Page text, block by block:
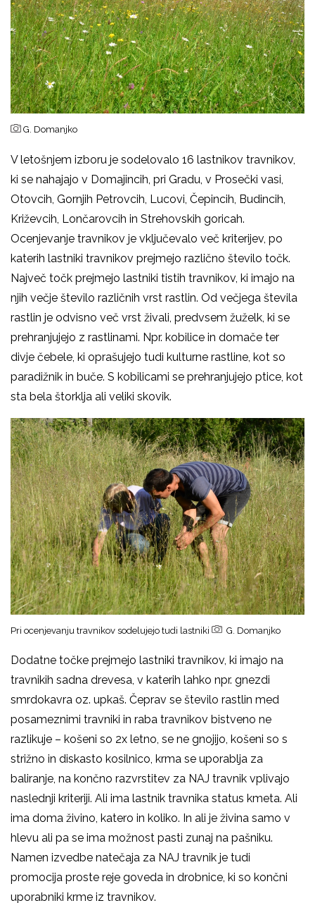
G. Domanjko
V letošnjem izboru je sodelovalo 16 lastnikov travnikov,
ki se nahajajo v Domajincih, pri Gradu, v Prosečki vasi,
Otovcih, Gornjih Petrovcih, Lucovi, Čepincih, Budincih,
Križevcih, Lončarovcih in Strehovskih goricah.
Ocenjevanje travnikov je vključevalo več kriterijev, po
katerih lastniki travnikov prejmejo različno število točk.
Največ točk prejmejo lastniki tistih travnikov, ki imajo na
njih večje število različnih vrst rastlin. Od večjega števila
rastlin je odvisno več vrst živali, predvsem žuželk, ki se
prehranjujejo z rastlinami. Npr. kobilice in domače ter
divje čebele, ki oprašujejo tudi kulturne rastline, kot so
paradižnik in buče. S kobilicami se prehranjujejo ptice, kot
sta bela štorklja ali veliki skovik.
Pri ocenjevanju travnikov sodelujejo tudi lastniki G. Domanjko
Dodatne točke prejmejo lastniki travnikov, ki imajo na
travnikih sadna drevesa, v katerih lahko npr. gnezdi
smrdokavra oz. upkaš. Čeprav se število rastlin med
posameznimi travniki in raba travnikov bistveno ne
razlikuje – košeni so 2x letno, se ne gnojijo, košeni so s
strižno in diskasto kosilnico, krma se uporablja za
baliranje, na končno razvrstitev za NAJ travnik vplivajo
naslednji kriteriji. Ali ima lastnik travnika status kmeta. Ali
ima doma živino, katero in koliko. In ali je živina samo v
hlevu ali pa se ima možnost pasti zunaj na pašniku.
Namen izvedbe natečaja za NAJ travnik je tudi
promocija proste reje goveda in drobnice, ki so končni
uporabniki krme iz travnikov.